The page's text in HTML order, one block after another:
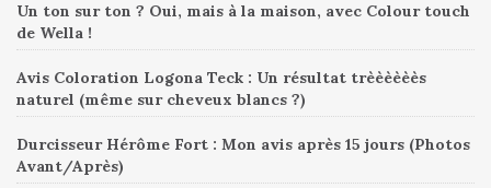
Un ton sur ton ? Oui, mais à la maison, avec Colour touch
de Wella !
Avis Coloration Logona Teck : Un résultat trèèèèèès
naturel (même sur cheveux blancs ?)
Durcisseur Hérôme Fort : Mon avis après 15 jours (Photos
Avant/Après)